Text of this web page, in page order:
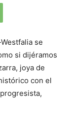
se
si dijéramos
joya de
con el